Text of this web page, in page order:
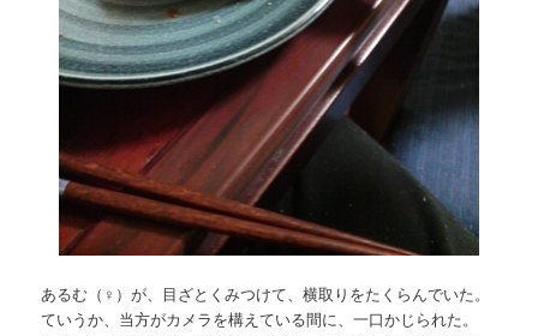
あるむ（♀）が、目ざとくみつけて、横取りをたくらんでいた。
ていうか、当方がカメラを構えている間に、一口かじられた。